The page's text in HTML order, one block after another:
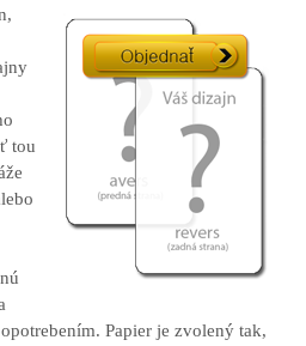
tou
Papier je zvolený tak,